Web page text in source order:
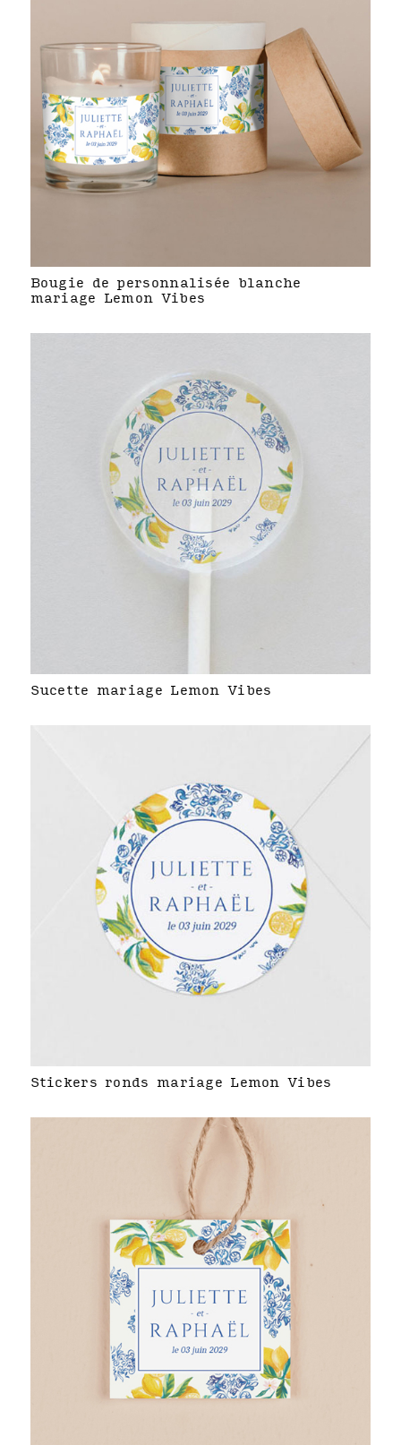
Bougie de personnalisée blanche
mariage Lemon Vibes
Sucette mariage Lemon Vibes
Stickers ronds mariage Lemon Vibes